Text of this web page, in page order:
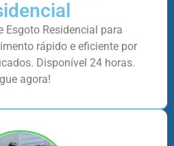
Esgoto Residencial para
rápido e eficiente por
Disponível 24 horas.
agora!